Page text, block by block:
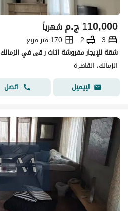
ج.م110,000 شهرياً
3
2
170 متر مربع
شقة للإيجار مفروشة اثاث راقى في الزمالك
الزمالك، القاهرة
الإيميل
اتصل